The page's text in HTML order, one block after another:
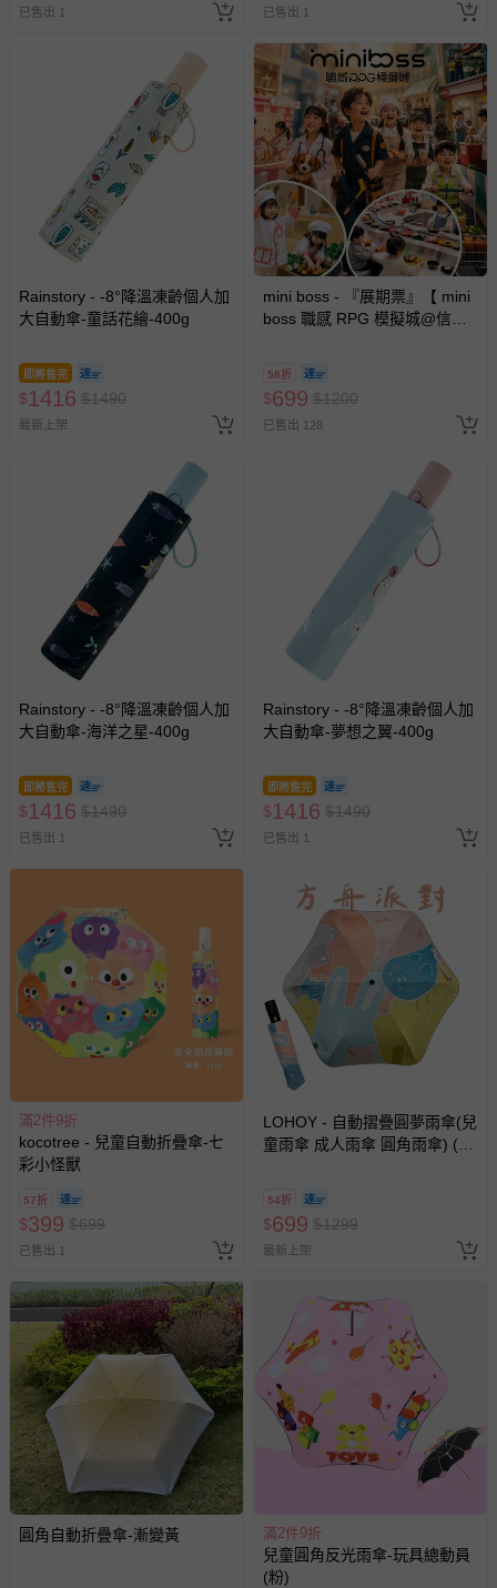
已售出 1 已售出 1
Rainstory - -8°降溫凍齡個人加
大自動傘-童話花繪-400g
即將售完
$1416 $1490
最新上架
mini boss - 『展期票』【 mini
boss 職感 RPG 模擬城@信義
換，依現場梯次安排入場，逾
期作廢) (兒童票(2歲以上)贈一
名陪伴成人)
58折
$699 $1200
已售出 128
Rainstory - -8°降溫凍齡個人加
大自動傘-海洋之星-400g
即將售完
$1416 $1490
已售出 1
Rainstory - -8°降溫凍齡個人加
大自動傘-夢想之翼-400g
即將售完
$1416 $1490
已售出 1
滿2件9折
kocotree - 兒童自動折疊傘-七
彩小怪獸
57折
$399 $699
已售出 1
LOHOY - 自動摺疊圓夢雨傘(兒
童雨傘 成人雨傘 圓角雨傘) (方
54折
$699 $1299
最新上架
圓角自動折疊傘-漸變黃 滿2件9折
兒童圓角反光雨傘-玩具總動員
(粉)